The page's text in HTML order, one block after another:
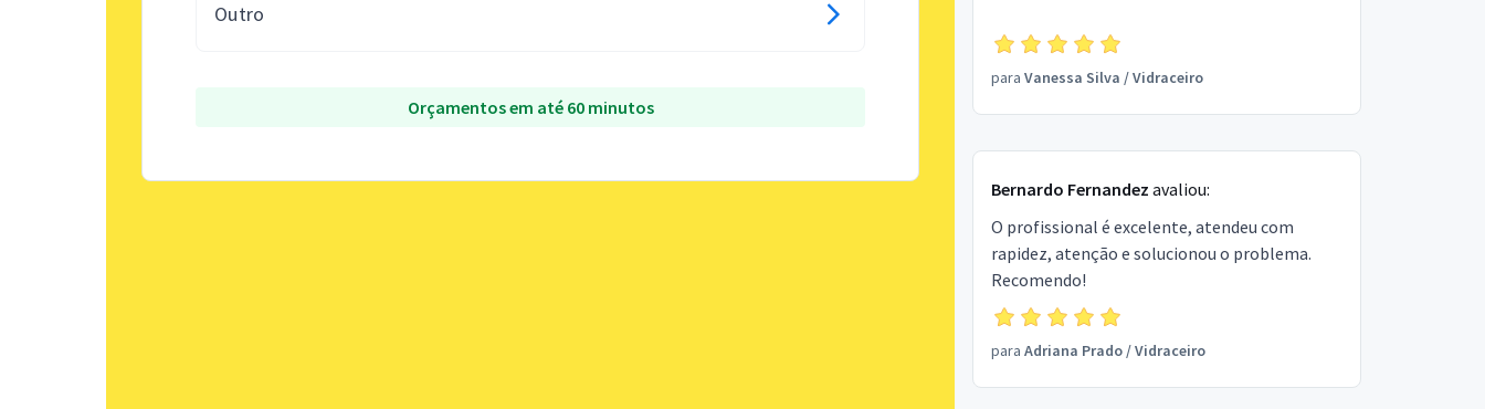
Outro
Orçamentos em até 60 minutos
para Vanessa Silva /Vidraceiro
Bernardo Fernandez avaliou:
O profissional é excelente, atendeu com
rapidez, atenção e solucionou o problema.
Recomendo!
para Adriana Prado/Vidraceiro